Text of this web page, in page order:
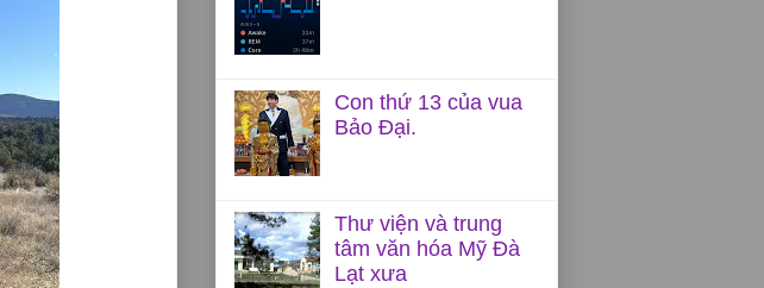
Con thứ 13 của vua
Bảo Đại.
Thư viện và trung
tâm văn hóa Mỹ Đà
Lạt xưa